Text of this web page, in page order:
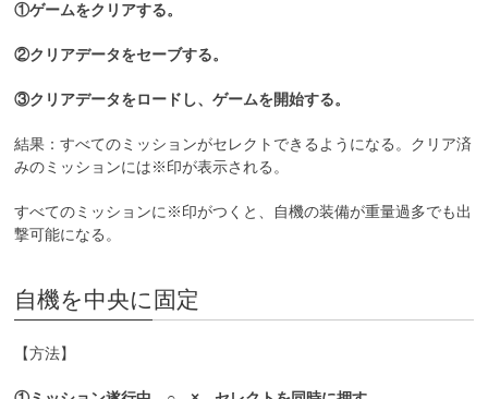
①ゲームをクリアする。
②クリアデータをセーブする。
③クリアデータをロードし、ゲームを開始する。
結果：すべてのミッションがセレクトできるようになる。クリア済
みのミッションには※印が表示される。
すべてのミッションに※印がつくと、自機の装備が重量過多でも出
撃可能になる。
自機を中央に固定
【方法】